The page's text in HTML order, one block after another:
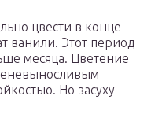
цвести в конце
ванили. Этот период
месяца. Цветение
Но засуху